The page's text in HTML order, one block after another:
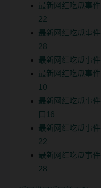
最新网红吃瓜事
22
最新网红吃瓜事
28
最新网红吃瓜事
最新网红吃瓜事
10
最新网红吃瓜事
口16
最新网红吃瓜事
22
最新网红吃瓜事
28